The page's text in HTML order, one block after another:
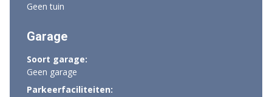
Geen tuin
Garage
Soort garage:
Geen garage
Parkeerfaciliteiten: